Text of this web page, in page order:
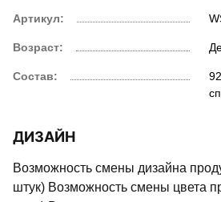
Артикул:
Возраст:
Состав:
ДИЗАЙН
Возможность смены дизайна
штук) Возможность смены цвета